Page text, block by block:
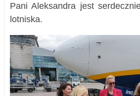
Pani Aleksandra jest
lotniska.